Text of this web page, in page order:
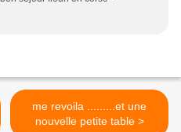
me revoila .........et une
nouvelle petite table >